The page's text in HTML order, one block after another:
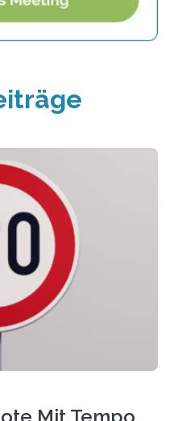
Mit Tempo